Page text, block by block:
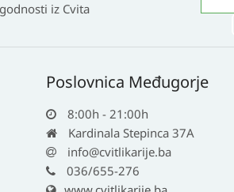
iz Cvita
Poslovnica Međugorje
8:00h - 21:00h
Kardinala Stepinca 37A
info@cvitlikarije.ba
036/655-276